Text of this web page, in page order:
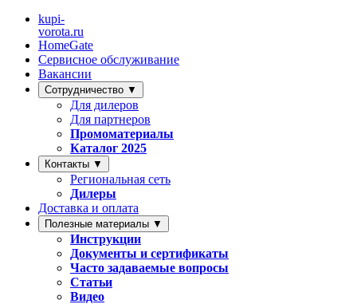
kupi-
vorota.ru
HomeGate
Сервисное обслуживание
Вакансии
Сотрудничество ▼
Для дилеров
Для партнеров
Промоматериалы
Каталог 2025
Контакты ▼
Региональная сеть
Дилеры
Доставка и оплата
Полезные материалы ▼
Инструкции
Документы и сертификаты
Часто задаваемые вопросы
Статьи
Видео